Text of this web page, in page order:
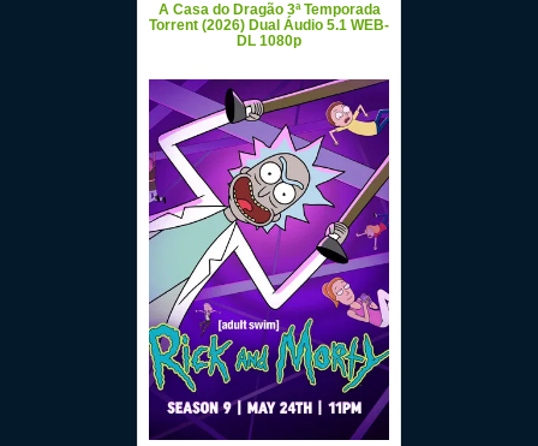
A Casa do Dragão 3ª Temporada
Torrent (2026) Dual Áudio 5.1 WEB-
DL 1080p